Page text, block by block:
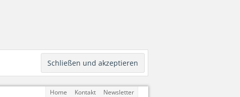
Home Kontakt Newsletter